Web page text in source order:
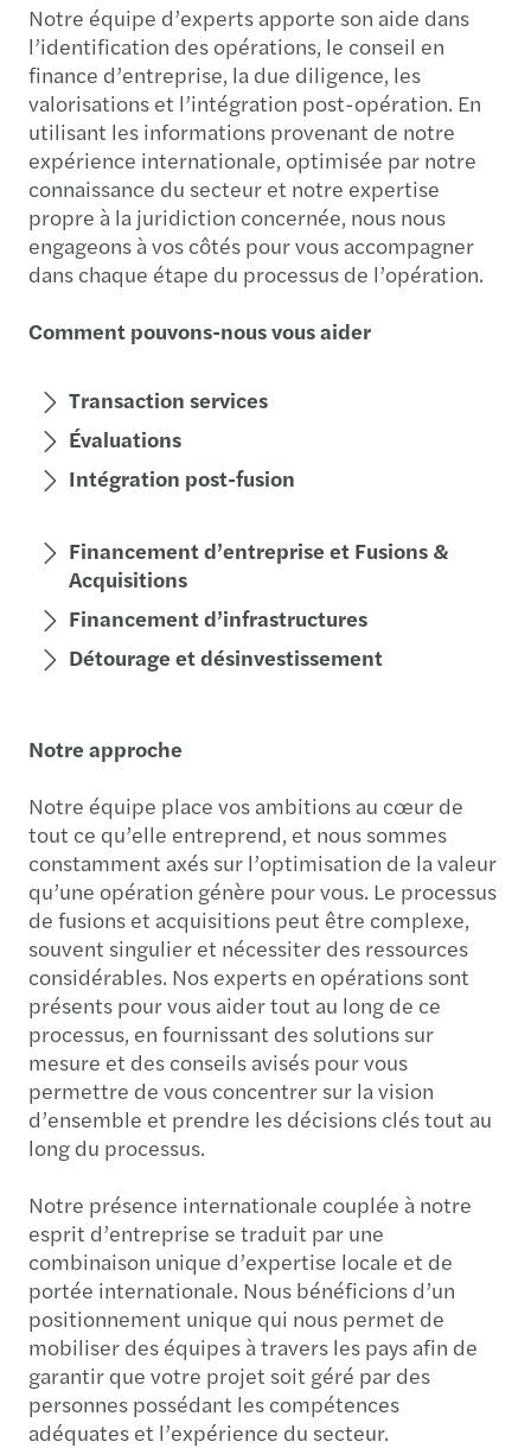
Notre équipe d’experts apporte son aide dans
l’identification des opérations, le conseil en
finance d’entreprise, la due diligence, les
valorisations et l’intégration post-opération. En
utilisant les informations provenant de notre
expérience internationale, optimisée par notre
connaissance du secteur et notre expertise
propre à la juridiction concernée, nous nous
engageons à vos côtés pour vous accompagner
dans chaque étape du processus de l’opération.
Comment pouvons-nous vous aider
Transaction services
Évaluations
Intégration post-fusion
Financement d’entreprise et Fusions &
Acquisitions
Financement d’infrastructures
Détourage et désinvestissement
Notre approche
Notre équipe place vos ambitions au cœur de
tout ce qu’elle entreprend, et nous sommes
constamment axés sur l’optimisation de la valeur
qu’une opération génère pour vous. Le processus
de fusions et acquisitions peut être complexe,
souvent singulier et nécessiter des ressources
considérables. Nos experts en opérations sont
présents pour vous aider tout au long de ce
processus, en fournissant des solutions sur
mesure et des conseils avisés pour vous
permettre de vous concentrer sur la vision
d’ensemble et prendre les décisions clés tout au
long du processus.
Notre présence internationale couplée à notre
esprit d’entreprise se traduit par une
combinaison unique d’expertise locale et de
portée internationale. Nous bénéficions d’un
positionnement unique qui nous permet de
mobiliser des équipes à travers les pays afin de
garantir que votre projet soit géré par des
personnes possédant les compétences
adéquates et l’expérience du secteur.